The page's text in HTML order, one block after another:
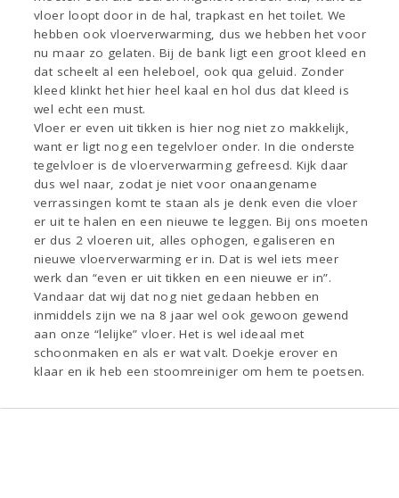
vloer loopt door in de hal, trapkast en het toilet. We
hebben ook vloerverwarming, dus we hebben het voor
nu maar zo gelaten. Bij de bank ligt een groot kleed en
dat scheelt al een heleboel, ook qua geluid. Zonder
kleed klinkt het hier heel kaal en hol dus dat kleed is
wel echt een must.
Vloer er even uit tikken is hier nog niet zo makkelijk,
want er ligt nog een tegelvloer onder. In die onderste
tegelvloer is de vloerverwarming gefreesd. Kijk daar
dus wel naar, zodat je niet voor onaangename
verrassingen komt te staan als je denk even die vloer
er uit te halen en een nieuwe te leggen. Bij ons moeten
er dus 2 vloeren uit, alles ophogen, egaliseren en
nieuwe vloerverwarming er in. Dat is wel iets meer
werk dan “even er uit tikken en een nieuwe er in”.
Vandaar dat wij dat nog niet gedaan hebben en
inmiddels zijn we na 8 jaar wel ook gewoon gewend
aan onze “lelijke” vloer. Het is wel ideaal met
schoonmaken en als er wat valt. Doekje erover en
klaar en ik heb een stoomreiniger om hem te poetsen.